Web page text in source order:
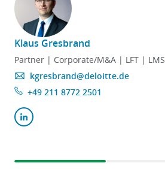
Klaus Gresbrand
Partner | Corporate/M&A | LFT | LMS
kgresbrand@deloitte.de
+49 211 8772 2501